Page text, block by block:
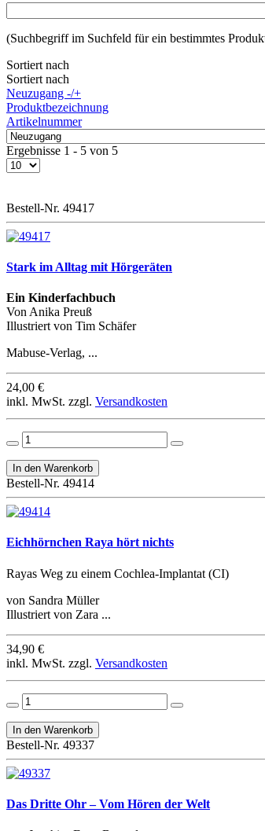
(Suchbegriff im Suchfeld für ein bestimmtes
Sortiert nach
Sortiert nach
Neuzugang -/+
Produktbezeichnung
Artikelnummer
Ergebnisse 1 - 5 von 5
Bestell-Nr. 49417
Stark im Alltag mit Hörgeräten
Ein Kinderfachbuch
Von Anika Preuß
Illustriert von Tim Schäfer
Mabuse-Verlag, ...
24,00 €
inkl. MwSt. zzgl. Versandkosten
Bestell-Nr. 49414
Eichhörnchen Raya hört nichts
Rayas Weg zu einem Cochlea-Implantat (CI)
von Sandra Müller
Illustriert von Zara ...
34,90 €
inkl. MwSt. zzgl. Versandkosten
Bestell-Nr. 49337
Das Dritte Ohr – Vom Hören der Welt